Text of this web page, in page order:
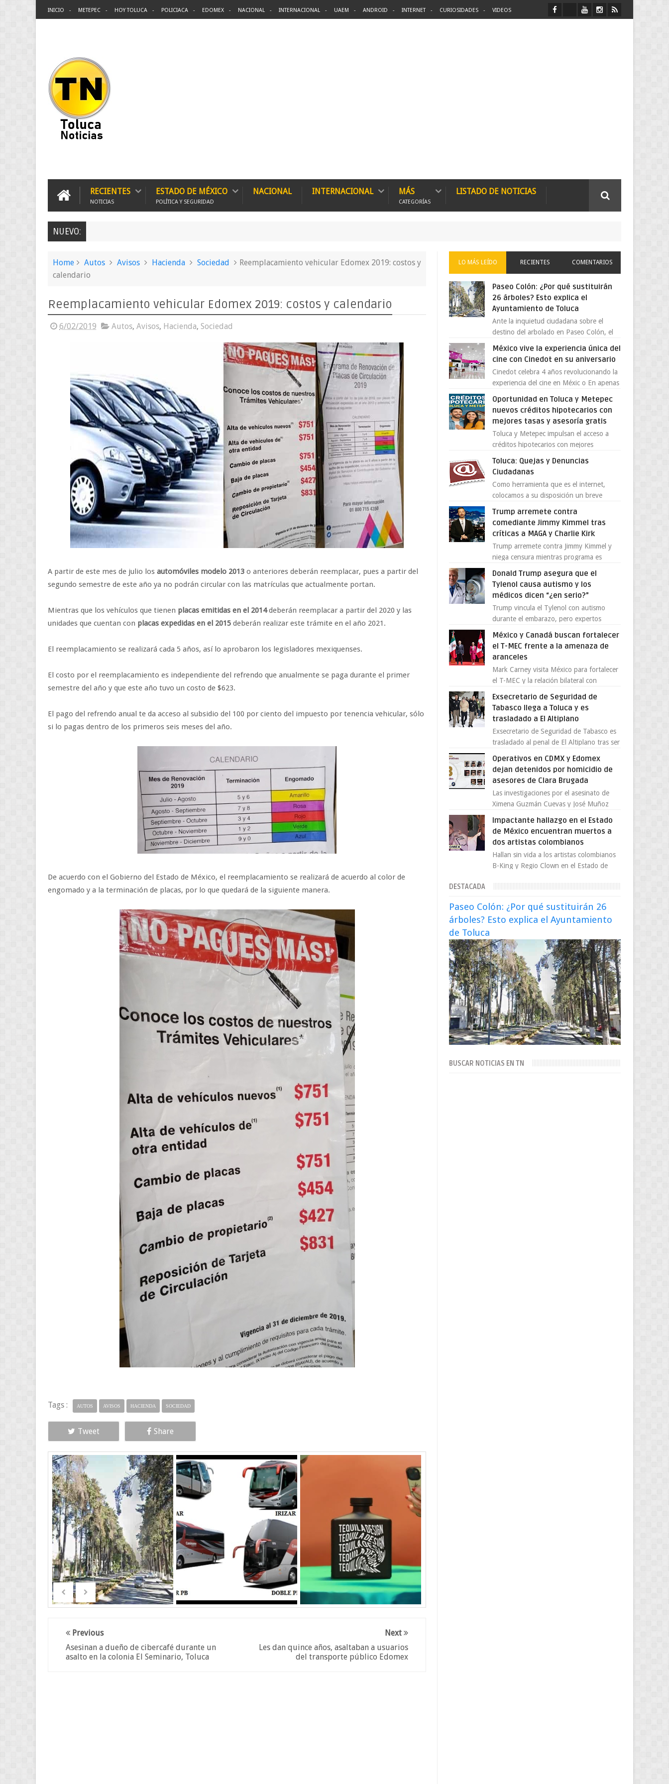
INICIO METEPEC HOY TOLUCA POLICIACA EDOMEX NACIONAL INTERNACIONAL UAEM ANDROID INTERNET CURIOSIDADES VIDEOS
RECIENTES
NOTICIAS
ESTADO DE MÉXICO
POLÍTICA Y SEGURIDAD
NACIONAL INTERNACIONAL MÁS
CATEGORÍAS
LISTADO DE NOTICIAS
NUEVO:
Home Autos Avisos Hacienda Sociedad
Reemplacamiento vehicular Edomex 2019: costos y
calendario
Reemplacamiento vehicular Edomex 2019: costos y calendario
6/02/2019 Autos, Avisos, Hacienda, Sociedad
A partir de este mes de julio los automóviles modelo 2013 o anteriores deberán reemplacar, pues a partir del
segundo semestre de este año ya no podrán circular con las matrículas que actualmente portan.
Mientras que los vehículos que tienen placas emitidas en el 2014deberán reemplacar a partir del 2020 y las
unidades que cuentan con placas expedidas en el 2015 deberán realizar este trámite en el año 2021.
El reemplacamiento se realizará cada 5 años, así lo aprobaron los legisladores mexiquenses.
El costo por el reemplacamiento es independiente del refrendo que anualmente se paga durante el primer
semestre del año y que este año tuvo un costo de $623.
El pago del refrendo anual te da acceso al subsidio del 100 por ciento del impuesto por tenencia vehicular, sólo
si lo pagas dentro de los primeros seis meses del año.
De acuerdo con el Gobierno del Estado de México, el reemplacamiento se realizará de acuerdo al color de
engomado y a la terminación de placas, por lo que quedará de la siguiente manera.
Tags : AUTOS AVISOS HACIENDA SOCIEDAD
Tweet Share
Next
Les dan quince años, asaltaban a usuarios
del transporte público Edomex
Previous
Asesinan a dueño de cibercafé durante un
asalto en la colonia El Seminario, Toluca
LO MÁS LEÍDO RECIENTES COMENTARIOS
Paseo Colón: ¿Por qué sustituirán
26 árboles? Esto explica el
Ayuntamiento de Toluca
Ante la inquietud ciudadana sobre el
destino del arbolado en Paseo Colón, el
solo 26 ejemplares será...
México vive la experiencia única del
cine con Cinedot en su aniversario
Cinedot celebra 4 años revolucionando la
experiencia del cine en Méxic o En apenas
es posible reinve...
Oportunidad en Toluca y Metepec
nuevos créditos hipotecarios con
mejores tasas y asesoría gratis
Toluca y Metepec impulsan el acceso a
créditos hipotecarios con mejores
emprendedores Con la creciente neces...
Toluca: Quejas y Denuncias
Ciudadanas
Como herramienta que es el internet,
colocamos a su disposición un breve
denuncia ciudadana la e...
Trump arremete contra
comediante Jimmy Kimmel tras
críticas a MAGA y Charlie Kirk
Trump arremete contra Jimmy Kimmel y
niega censura mientras programa es
programa Jimmy Kimmel Live! ...
Donald Trump asegura que el
Tylenol causa autismo y los
médicos dicen “¿en serio?”
Trump vincula el Tylenol con autismo
durante el embarazo, pero expertos
nuevo episodio de declaraciones...
México y Canadá buscan fortalecer
el T-MEC frente a la amenaza de
aranceles
Mark Carney visita México para fortalecer
el T-MEC y la relación bilateral con
provocada por la ofen...
Exsecretario de Seguridad de
Tabasco llega a Toluca y es
trasladado a El Altiplano
Exsecretario de Seguridad de Tabasco es
trasladado al penal de El Altiplano tras ser
Seguridad Públi...
Operativos en CDMX y Edomex
dejan detenidos por homicidio de
asesores de Clara Brugada
Las investigaciones por el asesinato de
Ximena Guzmán Cuevas y José Muñoz
de asesores de la jefa d...
Impactante hallazgo en el Estado
de México encuentran muertos a
dos artistas colombianos
Hallan sin vida a los artistas colombianos
B-King y Regio Clown en el Estado de
escena artística en...
DESTACADA
Paseo Colón: ¿Por qué sustituirán 26
árboles? Esto explica el Ayuntamiento
de Toluca
BUSCAR NOTICIAS EN TN